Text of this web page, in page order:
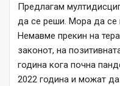
Предлагам
да се реши. Мора да се
Немавме прекин на
законот, на
година кога почна
2022 година и можат